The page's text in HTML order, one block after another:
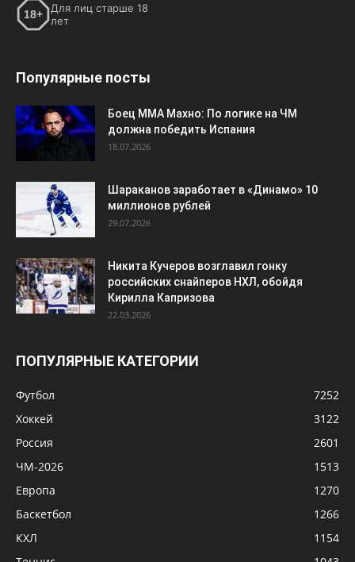
18+
Для лиц старше 18
лет
Популярные посты
Боец ММА Махно: По логике на ЧМ
должна победить Испания
18.07.2026
Шараканов заработает в «Динамо» 10
миллионов рублей
29.07.2026
Никита Кучеров возглавил гонку
российских снайперов НХЛ, обойдя
Кирилла Капризова
22.03.2026
ПОПУЛЯРНЫЕ КАТЕГОРИИ
Футбол
7252
Хоккей
3122
Россия
2601
ЧМ-2026
1513
Европа
1270
Баскетбол
1266
КХЛ
1154